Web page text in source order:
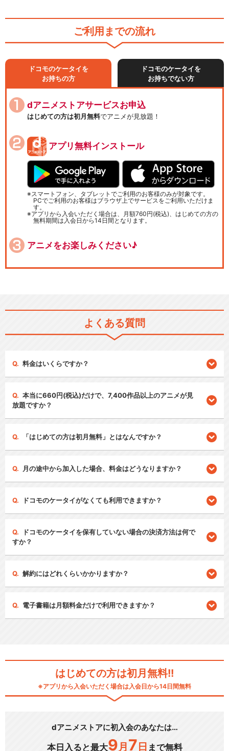
ご利用までの流れ
ドコモのケータイを
お持ちの方
ドコモのケータイを
お持ちでない方
dアニメストアサービスお申込
はじめての方は初月無料でアニメが見放題！
アプリ無料インストール
スマートフォン、タブレットでご利用のお客様のみが対象です。
PCでご利用のお客様はブラウザ上でサービスをご利用いただけま
す。
アプリから入会いただく場合は、月額760円(税込)、はじめての方の
無料期間は入会日から14日間となります。
アニメをお楽しみください♪
よくある質問
料金はいくらですか？
本当に660円(税込)だけで、7,400作品以上のアニメが見
放題ですか？
「はじめての方は初月無料」とはなんですか？
月の途中から加入した場合、料金はどうなりますか？
ドコモのケータイがなくても利用できますか？
ドコモのケータイを保有していない場合の決済方法は何で
すか？
解約にはどれくらいかかりますか？
電子書籍は月額料金だけで利用できますか？
はじめての方は初月無料!!
※アプリから入会いただく場合は入会日から14日間無料
dアニメストアに初入会のあなたは…
本日入ると最大9 月 7 日 まで無料